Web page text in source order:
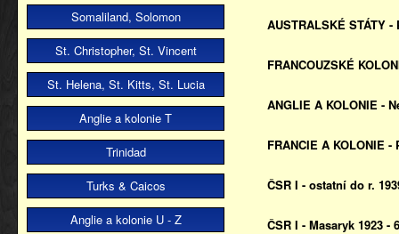
Somaliland, Solomon
St. Christopher, St. Vincent
St. Helena, St. Kitts, St. Lucia
Anglie a kolonie T
Trinidad
Turks & Caicos
Anglie a kolonie U - Z
AUSTRALSKÉ STÁTY -
FRANCOUZSKÉ
ANGLIE A KOLONIE -
FRANCIE A KOLONIE -
ČSR I - ostatní do r.
ČSR I - Masaryk 1923 -